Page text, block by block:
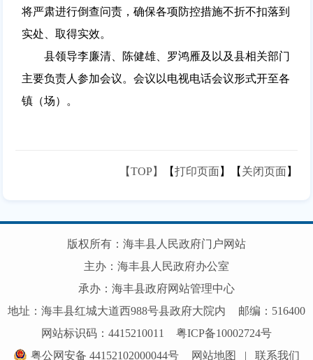
将严肃进行倒查问责，确保各项防控措施不折不扣落到
实处、取得实效。
县领导李廉清、陈健雄、罗鸿雁及以及县相关部门
主要负责人参加会议。会议以电视电话会议形式开至各
镇（场）。
【TOP】 【打印页面】【 关闭页面】
版权所有：海丰县人民政府门户网站
主办：海丰县人民政府办公室
承办：海丰县政府网站管理中心
地址：海丰县红城大道西988号县政府大院内
邮编：516400
网站标识码：4415210011
粤ICP备10002724号
粤公网安备 44152102000044号
网站地图 联系我们